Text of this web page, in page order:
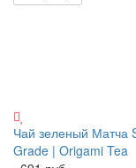
Чай зеленый Матча
Grade | Origami Tea